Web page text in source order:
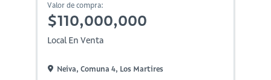
Valor de compra:
$110,000,000
Local En Venta
Neiva, Comuna 4, Los Martires